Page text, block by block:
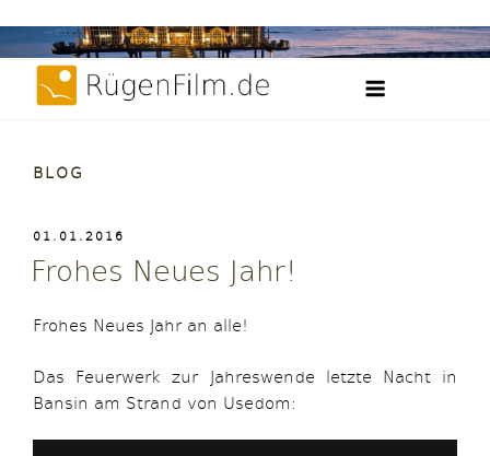
Weiter
zum
Inhalt
Filme, Videos und Zeitraffer der Insel Rügen
BLOG
VERÖFFENTLICHT
01.01.2016
Frohes Neues Jahr!
Frohes Neues Jahr an alle!
Das Feuerwerk‬ zur Jahreswende letzte Nacht in
‪Bansin‬ am ‪Strand‬ von ‪Usedom‬: